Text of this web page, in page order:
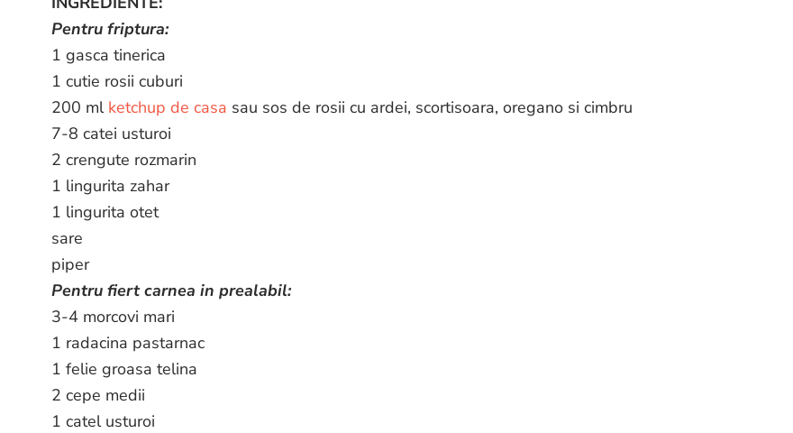
Pentru friptura:
1 gasca tinerica
1 cutie rosii cuburi
200 ml ketchup de casa sau sos de rosii cu ardei, scortisoara, oregano si cimbru
7-8 catei usturoi
2 crengute rozmarin
1 lingurita zahar
1 lingurita otet
sare
piper
Pentru fiert carnea in prealabil:
3-4 morcovi mari
1 radacina pastarnac
1 felie groasa telina
2 cepe medii
1 catel usturoi